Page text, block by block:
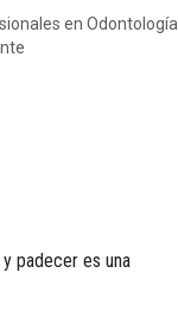
en Odontología
padecer es una